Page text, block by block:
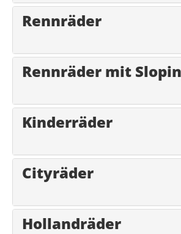
Rennräder
Rennräder mit
Kinderräder
Cityräder
Hollandräder